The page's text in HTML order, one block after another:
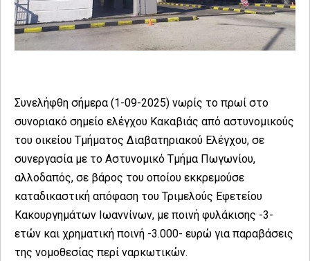
Συνελήφθη σήμερα (1-09-2025) νωρίς το πρωί στο
συνοριακό σημείο ελέγχου Κακαβιάς από αστυνομικούς
του οικείου Τμήματος Διαβατηριακού Ελέγχου, σε
συνεργασία με το Αστυνομικό Τμήμα Πωγωνίου,
αλλοδαπός, σε βάρος του οποίου εκκρεμούσε
καταδικαστική απόφαση του Τριμελούς Εφετείου
Κακουργημάτων Ιωαννίνων, με ποινή φυλάκισης -3-
ετών και χρηματική ποινή -3.000- ευρώ για παραβάσεις
της νομοθεσίας περί ναρκωτικών.